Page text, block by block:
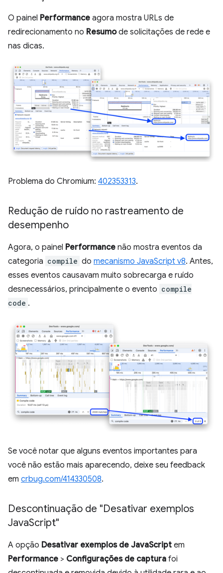
O painel Performance agora mostra URLs de
redirecionamento no Resumode solicitações de rede e
nas dicas.
Problema do Chromium: 402353313.
Redução de ruído no rastreamento de
desempenho
Agora, o painel Performance não mostra eventos da
categoria compile do mecanismo JavaScript v8. Antes,
esses eventos causavam muito sobrecarga e ruído
desnecessários, principalmente o evento compile
code .
Se você notar que alguns eventos importantes para
você não estão mais aparecendo, deixe seu feedback
em crbug.com/414330508.
Descontinuação de "Desativar exemplos
JavaScript"
A opção Desativar exemplos de JavaScript em
Performance > Configurações de captura foi